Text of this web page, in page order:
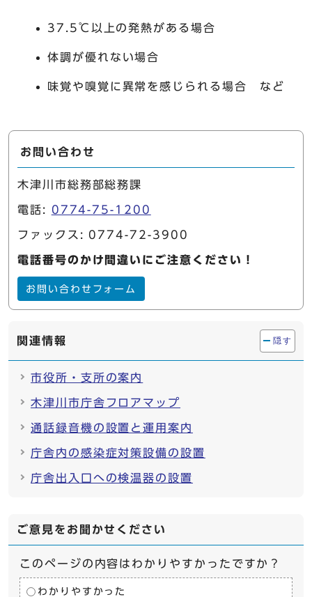
37.5℃以上の発熱がある場合
体調が優れない場合
味覚や嗅覚に異常を感じられる場合 など
お問い合わせ
木津川市総務部総務課
電話: 0774-75-1200
ファックス: 0774-72-3900
電話番号のかけ間違いにご注意ください！
お問い合わせフォーム
関連情報 隠す
市役所・支所の案内
木津川市庁舎フロアマップ
通話録音機の設置と運用案内
庁舎内の感染症対策設備の設置
庁舎出入口への検温器の設置
ご意見をお聞かせください
このページの内容はわかりやすかったですか？
わかりやすかった